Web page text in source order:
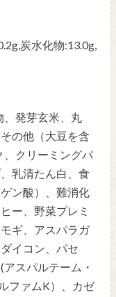
炭水化物:13.0g,
、発芽玄米、丸
の他（大豆を含
、クリーミングパ
乳清たん白、食
ン酸）、難消化
ー、野菜プレミ
ギ、アスパラガ
イコン、パセ
スパルテーム・
ファムK）、カゼ